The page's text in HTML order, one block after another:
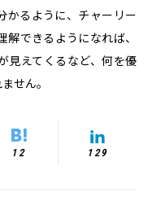
かるように、チャーリー
できるようになれば、
見えてくるなど、何を優
せん。
12 129